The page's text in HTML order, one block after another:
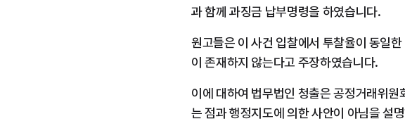
과 함께 과징금 납부명령을 하였습니다.
원고들은 이 사건 입찰에서 투찰율이 동일
이 존재하지 않는다고 주장하였습니다.
이에 대하여 법무법인 청출은 공정거래위
는 점과 행정지도에 의한 사안이 아님을 설